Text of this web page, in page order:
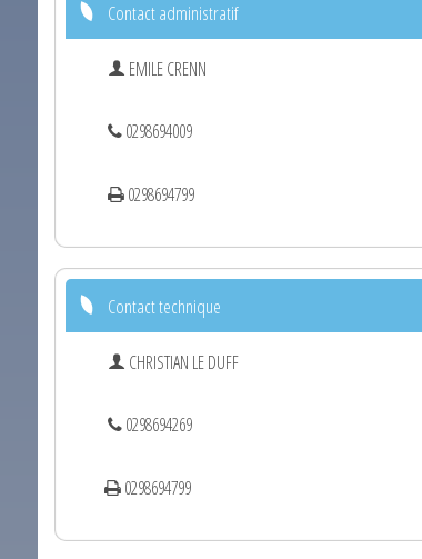
Contact administratif
EMILE CRENN
0298694009
0298694799
Contact technique
CHRISTIAN LE DUFF
0298694269
0298694799